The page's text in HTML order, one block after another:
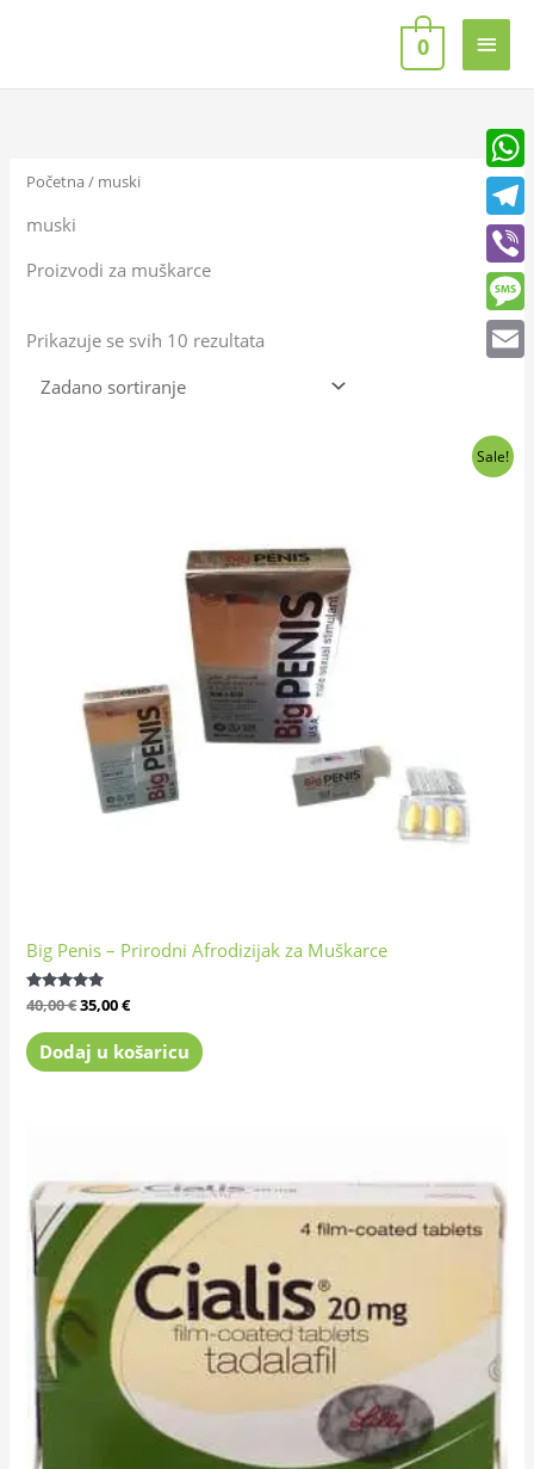
Main
0
Početna/ muski
muski
Proizvodi za muškarce
Prikazuje se svih 10 rezultata
Sale!
Big Penis – Prirodni Afrodizijak za Muškarce
Ocijenjeno
4.84
od 5
40,00€35,00€
Dodaj u košaricu
Viber